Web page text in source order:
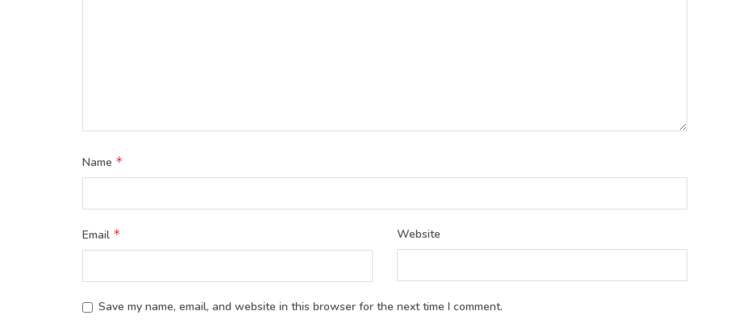
Name *
Email * Website
Save my name, email, and website in this browser for the next time I comment.